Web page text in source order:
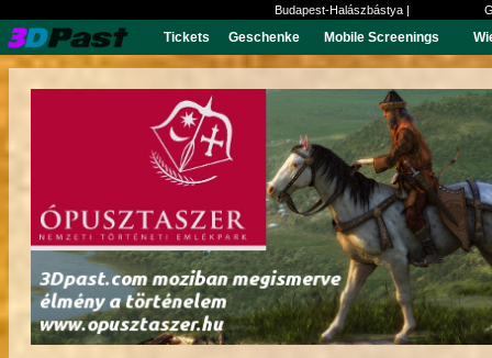
Budapest-Halászbástya |
Tickets Geschenke Mobile Screenings